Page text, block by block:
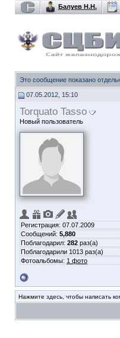
Балуев Н.Н.
Это сообщение показано
07.05.2012, 15:10
Torquato Tasso
Новый пользователь
Регистрация: 07.07.2009
Сообщений: 5,880
Поблагодарил: 282 раз(а)
Поблагодарили 1013 раз(а)
Фотоальбомы: 1 фото
Нажмите здесь, чтобы написать